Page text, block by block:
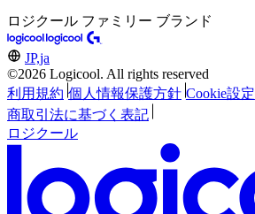
ロジクール ファミリー ブランド
JP,ja
©2026 Logicool. All rights reserved
利用規約 個人情報保護方針 Cookie設定
商取引法に基づく表記
ロジクール